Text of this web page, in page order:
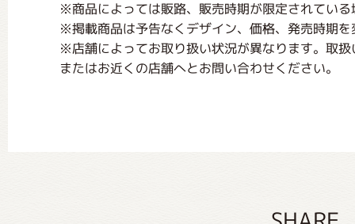
※商品によっては販路、販売時期が限定されてい
※掲載商品は予告なくデザイン、価格、発売時期
※店舗によってお取り扱い状況が異なります。取
またはお近くの店舗へとお問い合わせください。